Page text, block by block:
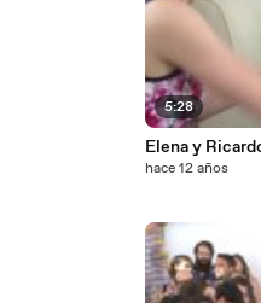
5:28
Elena y
hace 12 años